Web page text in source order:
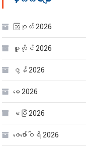
ဩဂုတ် 2026
ဇူလိုင် 2026
ဇွန် 2026
မေ 2026
ဧပြီ 2026
ဖေ‌ဖော်ဝါရီ 2026